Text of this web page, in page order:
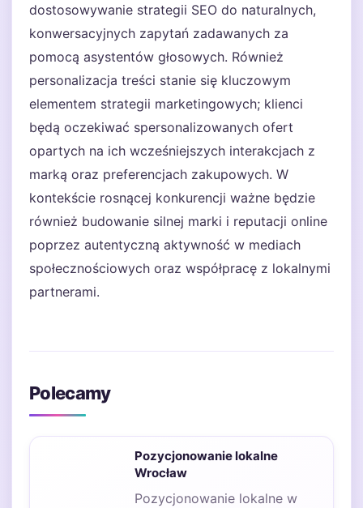
dostosowywanie strategii SEO do naturalnych,
konwersacyjnych zapytań zadawanych za
pomocą asystentów głosowych. Również
personalizacja treści stanie się kluczowym
elementem strategii marketingowych; klienci
będą oczekiwać spersonalizowanych ofert
opartych na ich wcześniejszych interakcjach z
marką oraz preferencjach zakupowych. W
kontekście rosnącej konkurencji ważne będzie
również budowanie silnej marki i reputacji online
poprzez autentyczną aktywność w mediach
społecznościowych oraz współpracę z lokalnymi
partnerami.
Polecamy
Pozycjonowanie lokalne
Wrocław
Pozycjonowanie lokalne w